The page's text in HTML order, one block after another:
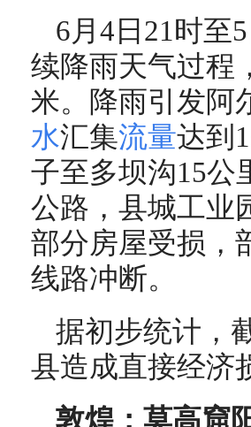
6月4日21时至
续降雨天气过程
米。降雨引发阿
水汇集流量达到
子至多坝沟15公
公路，县城工业
部分房屋受损，
线路冲断。
据初步统计，
县造成直接经济
敦煌：莫高窟